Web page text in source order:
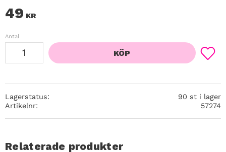
49 KR
Antal
KÖP
Lägg
Lagerstatus
90 st i lager
Artikelnr
57274
Relaterade produkter